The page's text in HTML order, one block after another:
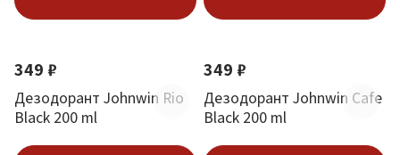
349 ₽
Дезодорант Johnwin Rio
Black 200 ml
349 ₽
Дезодорант Johnwin Cafe
Black 200 ml